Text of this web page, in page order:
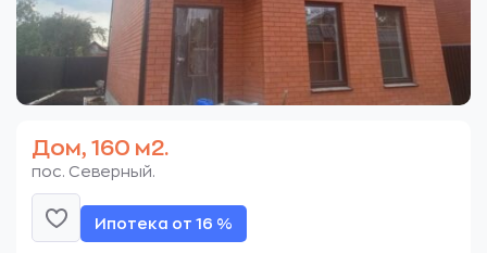
Дом, 160 м2.
пос. Северный.
Ипотека от 16 %